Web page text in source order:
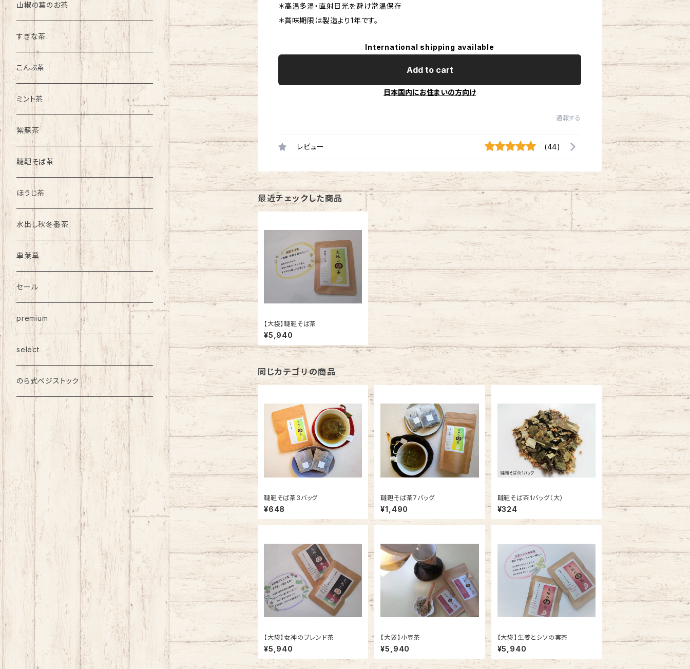
＊高温多湿・直射日光を避け常温保存
＊賞味期限は製造より1年です。
International shipping available
Add to cart
日本国内にお住まいの方向け
通報する
レビュー (44)
最近チェックした商品
【大袋】韃靼そば茶
¥5,940
同じカテゴリの商品
韃靼そば茶3バッグ
¥648
韃靼そば茶7バッグ
¥1,490
韃靼そば茶1バッグ（大）
¥324
【大袋】女神のブレンド茶
¥5,940
【大袋】小豆茶
¥5,940
【大袋】生姜とシソの実茶
¥5,940
山椒の葉のお茶
すぎな茶
こんぶ茶
ミント茶
紫蘇茶
韃靼そば茶
ほうじ茶
水出し秋冬番茶
車葉草
セール
premium
select
のら式ベジストック